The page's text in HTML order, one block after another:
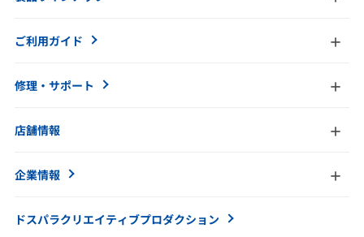
ご利用ガイド
修理・サポート
店舗情報
企業情報
ドスパラクリエイティブプロダクション